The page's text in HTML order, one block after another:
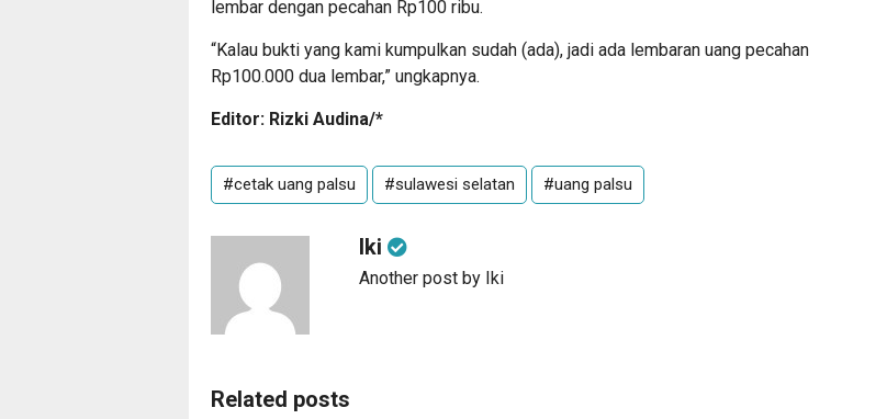
lembar dengan pecahan Rp100 ribu.
“Kalau bukti yang kami kumpulkan sudah (ada), jadi ada lembaran uang pecahan
Rp100.000 dua lembar,” ungkapnya.
Editor: Rizki Audina/*
#cetak uang palsu #sulawesi selatan #uang palsu
Iki
Another post by Iki
Related posts